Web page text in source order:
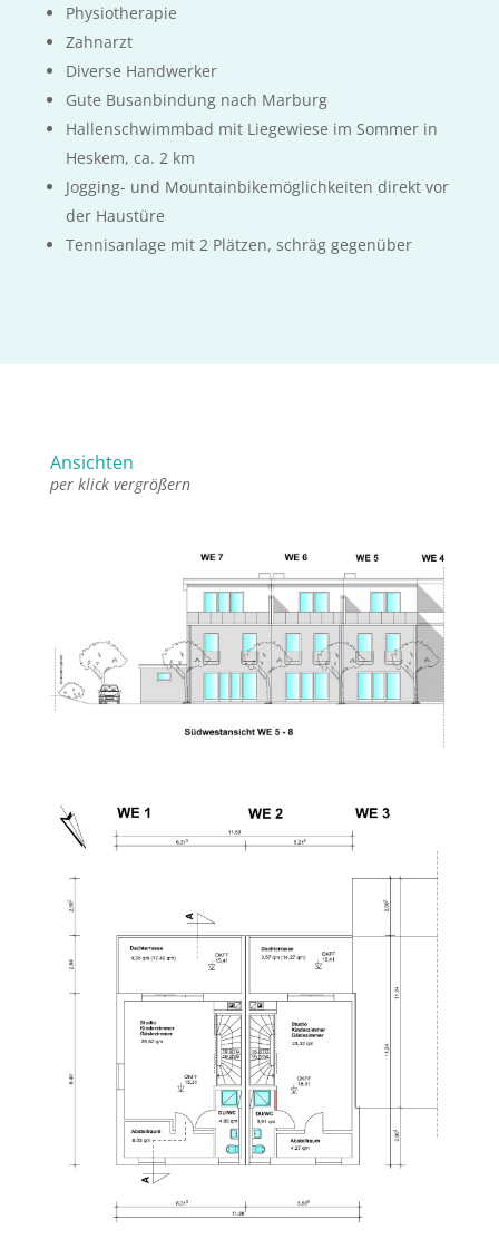
Physiotherapie
Zahnarzt
Diverse Handwerker
Gute Busanbindung nach Marburg
Hallenschwimmbad mit Liegewiese im Sommer in
Heskem, ca. 2 km
Jogging- und Mountainbikemöglichkeiten direkt vor
der Haustüre
Tennisanlage mit 2 Plätzen, schräg gegenüber
Ansichten
per klick vergrößern